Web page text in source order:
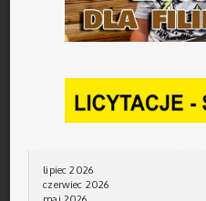
lipiec 2026
czerwiec 2026